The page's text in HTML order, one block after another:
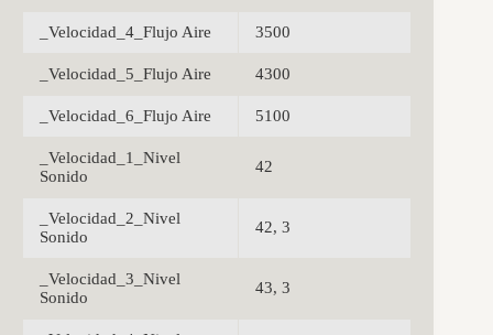
_Velocidad_4_Flujo Aire 3500
_Velocidad_5_Flujo Aire 4300
_Velocidad_6_Flujo Aire 5100
_Velocidad_1_Nivel
Sonido
42
_Velocidad_2_Nivel
Sonido
42, 3
_Velocidad_3_Nivel
Sonido
43, 3